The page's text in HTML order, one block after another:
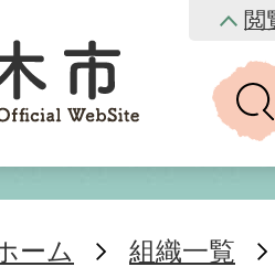
閲
ーム 組織一覧